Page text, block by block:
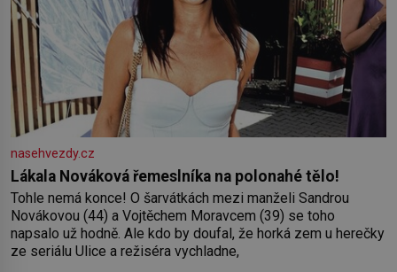
nasehvezdy.cz
Lákala Nováková řemeslníka na polonahé tělo!
Tohle nemá konce! O šarvátkách mezi manželi Sandrou
Novákovou (44) a Vojtěchem Moravcem (39) se toho
napsalo už hodně. Ale kdo by doufal, že horká zem u herečky
ze seriálu Ulice a režiséra vychladne,